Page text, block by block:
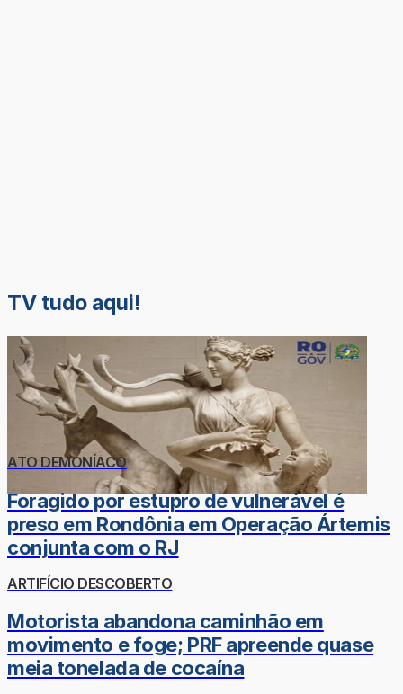
TV tudo aqui!
ATO DEMONÍACO
Foragido por estupro de vulnerável é
preso em Rondônia em Operação Ártemis
conjunta com o RJ
ARTIFÍCIO DESCOBERTO
Motorista abandona caminhão em
movimento e foge; PRF apreende quase
meia tonelada de cocaína